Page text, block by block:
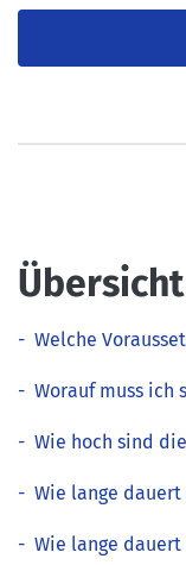
Übersicht
- Welche
- Worauf muss ich
- Wie hoch sind
- Wie lange
- Wie lange